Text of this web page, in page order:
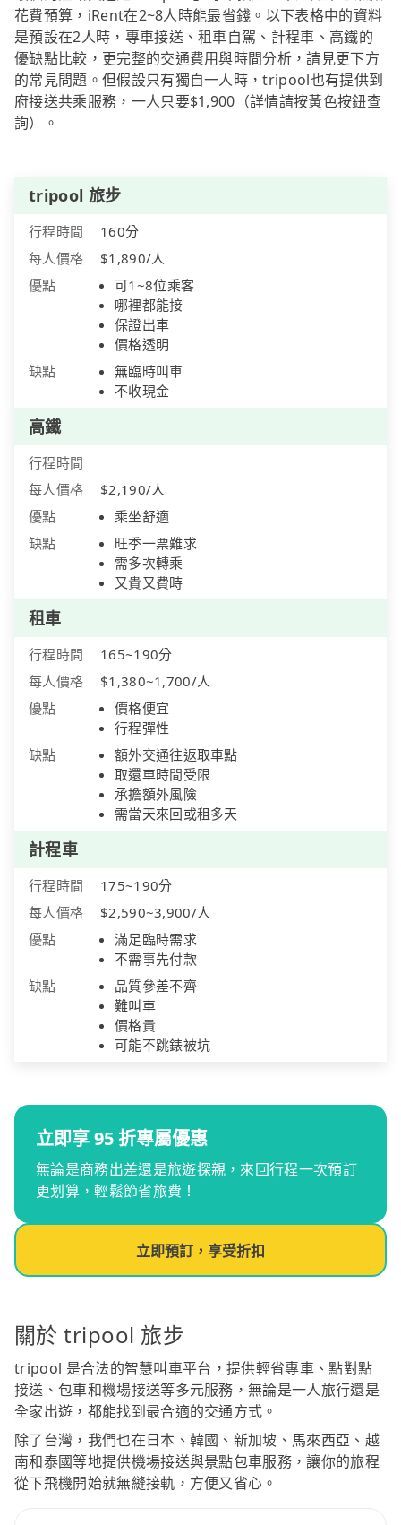
花費預算，iRent在2~8人時能最省錢。以下表格中的資料
是預設在2人時，專車接送、租車自駕、計程車、高鐵的
優缺點比較，更完整的交通費用與時間分析，請見更下方
的常見問題。但假設只有獨自一人時，tripool也有提供到
府接送共乘服務，一人只要$1,900（詳情請按黃色按鈕查
詢）。
tripool 旅步
行程時間
160分
每人價格
$1,890/人
優點
可1~8位乘客
哪裡都能接
保證出車
價格透明
缺點
無臨時叫車
不收現金
高鐵
行程時間
每人價格
$2,190/人
優點
乘坐舒適
缺點
旺季一票難求
需多次轉乘
又貴又費時
租車
行程時間
165~190分
每人價格
$1,380~1,700/人
優點
價格便宜
行程彈性
缺點
額外交通往返取車點
取還車時間受限
承擔額外風險
需當天來回或租多天
計程車
行程時間
175~190分
每人價格
$2,590~3,900/人
優點
滿足臨時需求
不需事先付款
缺點
品質參差不齊
難叫車
價格貴
可能不跳錶被坑
立即享 95 折專屬優惠
無論是商務出差還是旅遊探親，來回行程一次預訂
更划算，輕鬆節省旅費！
立即預訂，享受折扣
關於 tripool 旅步
tripool 是合法的智慧叫車平台，提供輕省專車、點對點
接送、包車和機場接送等多元服務，無論是一人旅行還是
全家出遊，都能找到最合適的交通方式。
除了台灣，我們也在日本、韓國、新加坡、馬來西亞、越
南和泰國等地提供機場接送與景點包車服務，讓你的旅程
從下飛機開始就無縫接軌，方便又省心。